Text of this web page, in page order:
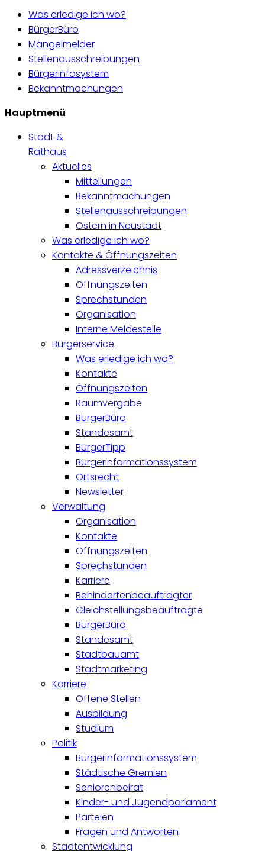
Was erledige ich wo?
BürgerBüro
Mängelmelder
Stellenausschreibungen
Bürgerinfosystem
Bekanntmachungen
Hauptmenü
Stadt &
Rathaus
Aktuelles
Mitteilungen
Bekanntmachungen
Stellenausschreibungen
Ostern in Neustadt
Was erledige ich wo?
Kontakte & Öffnungszeiten
Adressverzeichnis
Öffnungszeiten
Sprechstunden
Organisation
Interne Meldestelle
Bürgerservice
Was erledige ich wo?
Kontakte
Öffnungszeiten
Raumvergabe
BürgerBüro
Standesamt
BürgerTipp
Bürgerinformationssystem
Ortsrecht
Newsletter
Verwaltung
Organisation
Kontakte
Öffnungszeiten
Sprechstunden
Karriere
Behindertenbeauftragter
Gleichstellungsbeauftragte
BürgerBüro
Standesamt
Stadtbauamt
Stadtmarketing
Karriere
Offene Stellen
Ausbildung
Studium
Politik
Bürgerinformationssystem
Städtische Gremien
Seniorenbeirat
Kinder- und Jugendparlament
Parteien
Fragen und Antworten
Stadtentwicklung